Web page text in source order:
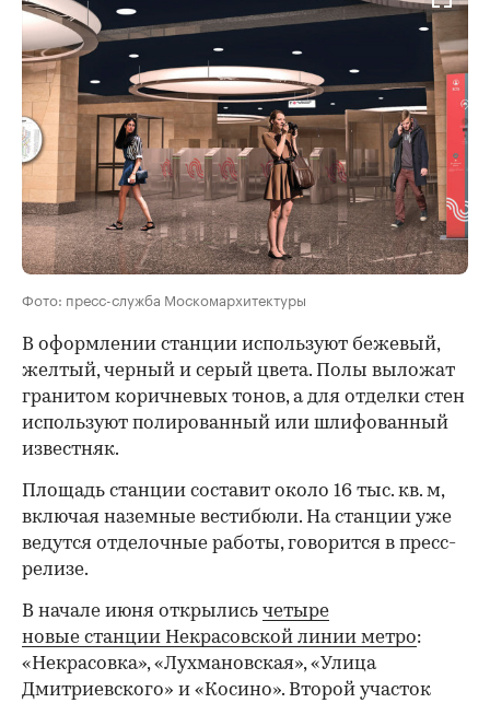
Фото: пресс-служба Москомархитектуры
В оформлении станции используют бежевый,
желтый, черный и серый цвета. Полы выложат
гранитом коричневых тонов, а для отделки стен
используют полированный или шлифованный
известняк.
Площадь станции составит около 16 тыс. кв. м,
включая наземные вестибюли. На станции уже
ведутся отделочные работы, говорится в пресс-
релизе.
В начале июня открылись четыре
новые станции Некрасовской линии метро:
«Некрасовка», «Лухмановская», «Улица
Дмитриевского» и «Косино». Второй участок